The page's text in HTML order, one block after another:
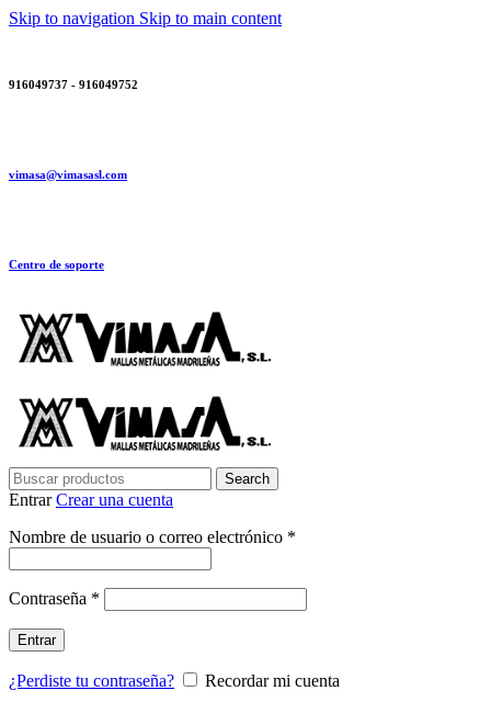
Skip to navigation Skip to main content
916049737 - 916049752
vimasa@vimasasl.com
Centro de soporte
Search
EntrarCrear una cuenta
Nombre de usuario o correo electrónico *
Contraseña *
Entrar
¿Perdiste tu contraseña?
Recordar mi cuenta